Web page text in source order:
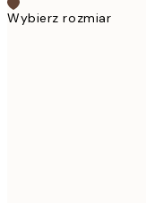
Wybierz rozmiar